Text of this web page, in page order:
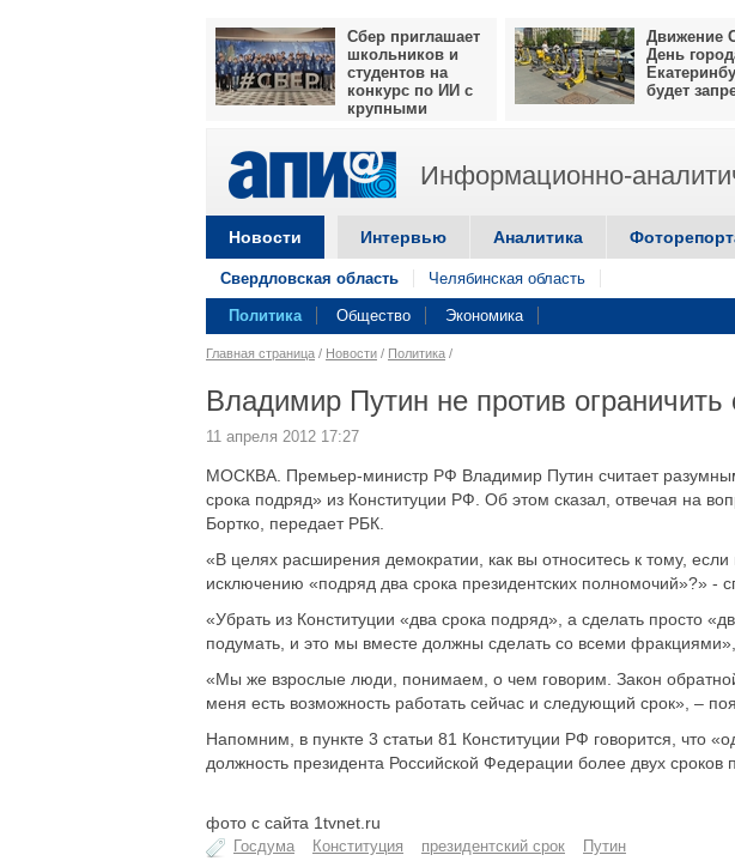
Сбер приглашает
школьников и
студентов на
конкурс по ИИ с
крупными
Движение
День
будет
Информационно-
Новости Интервью Аналитика
Свердловская область Челябинская область
Политика Общество Экономика
Главная страница / Новости / Политика /
Владимир Путин не против ограничить
11 апреля 2012 17:27
МОСКВА. Премьер-министр РФ Владимир Путин считает разумным
срока подряд» из Конституции РФ. Об этом сказал, отвечая на
Бортко, передает РБК.
«В целях расширения демократии, как вы относитесь к тому,
исключению «подряд два срока президентских полномочий»?» -
«Убрать из Конституции «два срока подряд», а сделать просто
подумать, и это мы вместе должны сделать со всеми фракциями»,
«Мы же взрослые люди, понимаем, о чем говорим. Закон
меня есть возможность работать сейчас и следующий срок», –
Напомним, в пункте 3 статьи 81 Конституции РФ говорится, что
должность президента Российской Федерации более двух сроков
фото с сайта 1tvnet.ru
Госдума Конституция президентский срок Путин